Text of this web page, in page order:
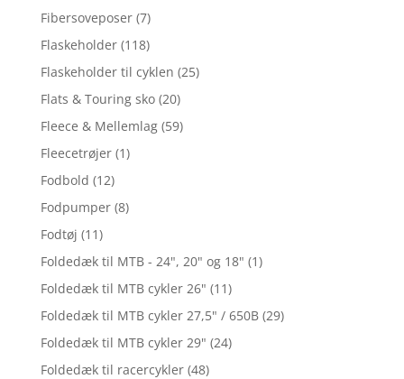
Fibersoveposer (7)
Flaskeholder (118)
Flaskeholder til cyklen (25)
Flats & Touring sko (20)
Fleece & Mellemlag (59)
Fleecetrøjer (1)
Fodbold (12)
Fodpumper (8)
Fodtøj (11)
Foldedæk til MTB - 24", 20" og 18" (1)
Foldedæk til MTB cykler 26" (11)
Foldedæk til MTB cykler 27,5" / 650B (29)
Foldedæk til MTB cykler 29" (24)
Foldedæk til racercykler (48)